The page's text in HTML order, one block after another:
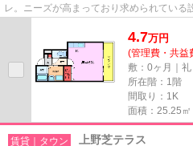
レ。ニーズが高まっており求められてい
4.7万円
(管理費・共益
敷：0ヶ月｜礼
所在階：1階
間取り：1K
面積：25.25㎡
賃貸｜タウン 上野芝テラス